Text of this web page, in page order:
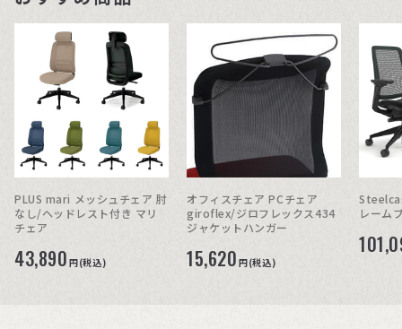
PLUS mari メッシュチェア 肘
なし/ヘッドレスト付き マリ
チェア
43,890 円(税込)
オフィスチェア PCチェア
giroflex/ジロフレックス434
ジャケットハンガー
15,620 円(税込)